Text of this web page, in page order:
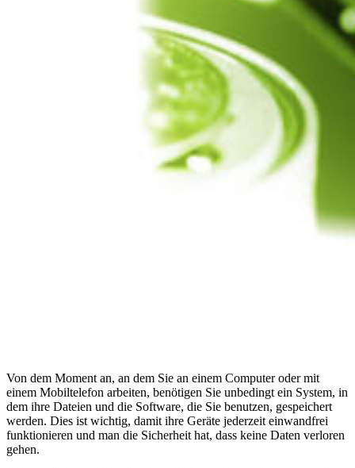
Von dem Moment an, an dem Sie an einem Computer oder mit
einem Mobiltelefon arbeiten, benötigen Sie unbedingt ein System, in
dem ihre Dateien und die Software, die Sie benutzen, gespeichert
werden. Dies ist wichtig, damit ihre Geräte jederzeit einwandfrei
funktionieren und man die Sicherheit hat, dass keine Daten verloren
gehen.